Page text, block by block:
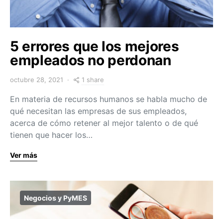
5 errores que los mejores
empleados no perdonan
octubre 28, 2021 1 share
En materia de recursos humanos se habla mucho de
qué necesitan las empresas de sus empleados,
acerca de cómo retener al mejor talento o de qué
tienen que hacer los…
Ver más
Negocios y PyMES